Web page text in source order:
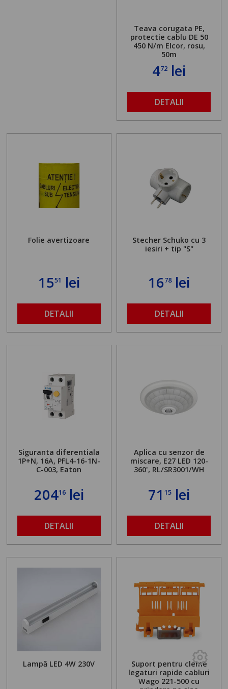
Teava corugata PE,
protectie cablu DE 50
450 N/m Elcor, rosu,
50m
472 lei
DETALII
Folie avertizoare
1551 lei
DETALII
Stecher Schuko cu 3
iesiri + tip "S"
1678lei
DETALII
Siguranta diferentiala
1P+N, 16A, PFL4-16-1N-
C-003, Eaton
20416lei
DETALII
Aplica cu senzor de
miscare, E27 LED 120-
360', RL/SR3001/WH
7115 lei
DETALII
Lampă LED 4W 230V
Suport pentru cleme
legaturi rapide cabluri
Wago 221-500 cu